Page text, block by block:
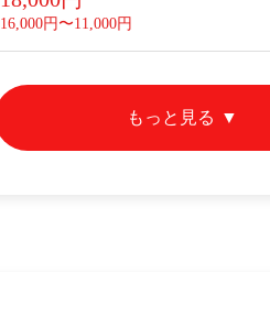
16,000円〜11,000円
もっと見る